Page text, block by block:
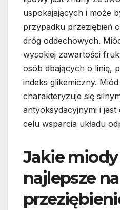
uspokajających i może
przypadku przeziębień
dróg oddechowych.
wysokiej zawartości
osób dbających o linię,
indeks glikemiczny.
charakteryzuje się
antyoksydacyjnymi i
celu wsparcia układu
Jakie miody
najlepsze na